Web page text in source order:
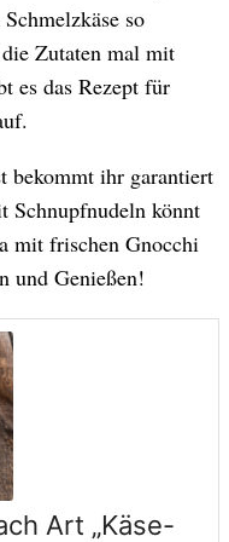
so
Zutaten mal mit
es das Rezept für
bekommt ihr garantiert
Schnupfnudeln könnt
mit frischen Gnocchi
und Genießen!
Art „Käse-